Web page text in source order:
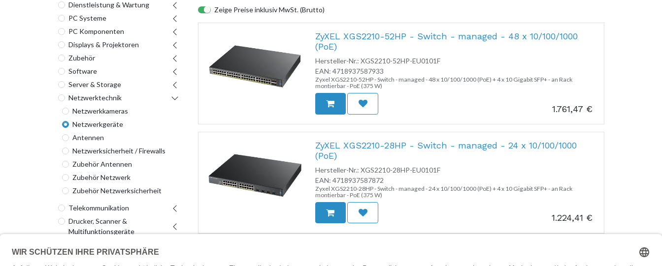
Dienstleistung & Wartung
PC Systeme
PC Komponenten
Displays & Projektoren
Zubehör
Software
Server & Storage
Netzwerktechnik
Netzwerkkameras
Netzwerkgeräte
Antennen
Netzwerksicherheit / Firewalls
Zubehör Antennen
Zubehör Netzwerk
Zubehör Netzwerksicherheit
Telekommunikation
Drucker, Scanner &
Multifunktionsgeräte
Zeige Preise inklusiv MwSt. (Brutto)
ZyXEL XGS2210-52HP - Switch - managed - 48 x 10/100/1000
(PoE)
Hersteller-Nr.: XGS2210-52HP-EU0101F
EAN: 4718937587933
Zyxel XGS2210-52HP - Switch - managed - 48 x 10/100/1000 (PoE) + 4 x 10 Gigabit SFP+ - an Rack
montierbar - PoE (375 W)
1.761,47 €
ZyXEL XGS2210-28HP - Switch - managed - 24 x 10/100/1000
(PoE)
Hersteller-Nr.: XGS2210-28HP-EU0101F
EAN: 4718937587872
Zyxel XGS2210-28HP - Switch - managed - 24 x 10/100/1000 (PoE) + 4 x 10 Gigabit SFP+ - an Rack
montierbar - PoE (375 W)
1.224,41 €